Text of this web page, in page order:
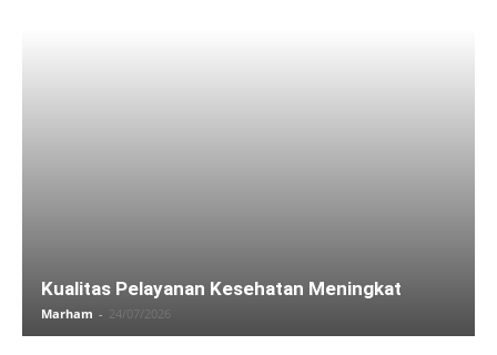
Kualitas Pelayanan Kesehatan Meningkat
Marham - 24/07/2026